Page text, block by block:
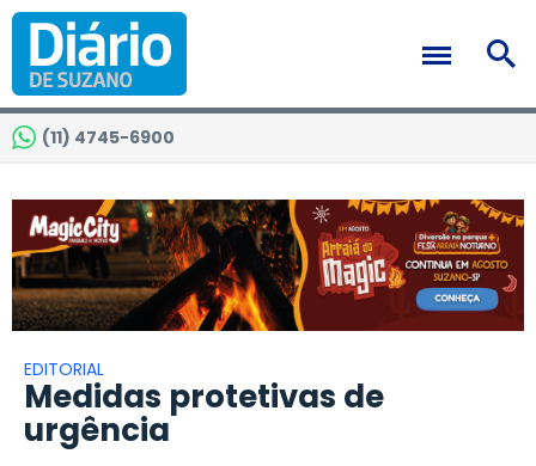
(11) 4745-6900
EDITORIAL
Medidas protetivas de
urgência